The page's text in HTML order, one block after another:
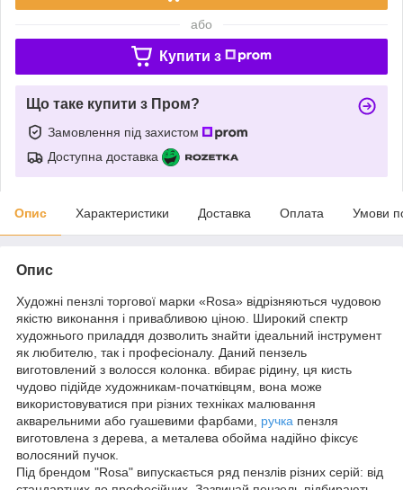
або
Купити з
Що таке купити з Пром?
Замовлення під захистом
Доступна доставка
Опис Характеристики Доставка Оплата Умови
Опис
Художні пензлі торгової марки «Rosa» відрізняються чудовою
якістю виконання і привабливою ціною. Широкий спектр
художнього приладдя дозволить знайти ідеальний інструмент
як любителю, так і професіоналу. Даний пензель
виготовлений з волосся колонка. вбирає рідину, ця кисть
чудово підійде художникам-початківцям, вона може
використовуватися при різних техніках малювання
акварельними або гуашевими фарбами, ручка пензля
виготовлена з дерева, а металева обойма надійно фіксує
волосяний пучок.
Під брендом "Rosa" випускається ряд пензлів різних серій: від